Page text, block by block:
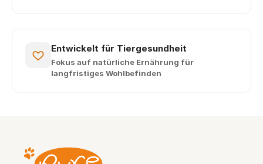
Entwickelt für Tiergesundheit
Fokus auf natürliche Ernährung für
langfristiges Wohlbefinden